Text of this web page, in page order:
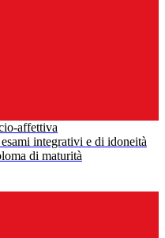
affettiva
integrativi e di idoneità
di maturità